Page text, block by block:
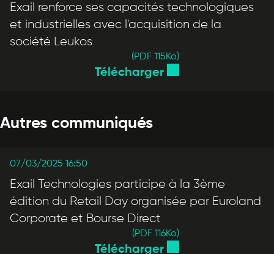
Exail renforce ses capacités technologiques
et industrielles avec l'acquisition de la
société Leukos
(PDF 115Ko)
Télécharger
Autres communiqués
07/03/2025 16:50
Exail Technologies participe à la 3ème
édition du Retail Day organisée par Euroland
Corporate et Bourse Direct
(PDF 116Ko)
Télécharger